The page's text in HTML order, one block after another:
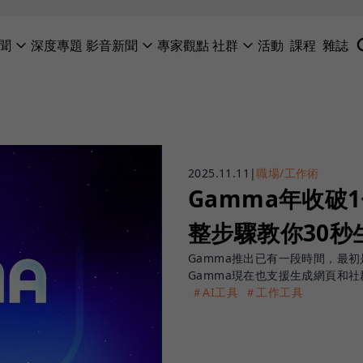
深度專題 影音新聞 專家觀點社群 活動 課程 雜誌
2025.11.11 |職場/工作術
Gamma年收破
整步驟教你30秒
Gamma推出已有一段時間，最
Gamma現在也支援生成網頁和
＃AI工具 ＃工作工具